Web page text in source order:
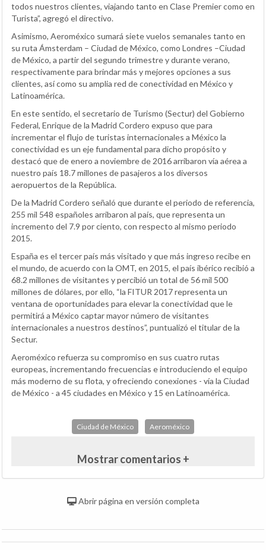
todos nuestros clientes, viajando tanto en Clase Premier como en
Turista”, agregó el directivo.
Asimismo, Aeroméxico sumará siete vuelos semanales tanto en
su ruta Ámsterdam – Ciudad de México, como Londres –Ciudad
de México, a partir del segundo trimestre y durante verano,
respectivamente para brindar más y mejores opciones a sus
clientes, así como su amplia red de conectividad en México y
Latinoamérica.
En este sentido, el secretario de Turismo (Sectur) del Gobierno
Federal, Enrique de la Madrid Cordero expuso que para
incrementar el flujo de turistas internacionales a México la
conectividad es un eje fundamental para dicho propósito y
destacó que de enero a noviembre de 2016 arribaron vía aérea a
nuestro país 18.7 millones de pasajeros a los diversos
aeropuertos de la República.
De la Madrid Cordero señaló que durante el periodo de referencia,
255 mil 548 españoles arribaron al país, que representa un
incremento del 7.9 por ciento, con respecto al mismo periodo
2015.
España es el tercer país más visitado y que más ingreso recibe en
el mundo, de acuerdo con la OMT, en 2015, el país ibérico recibió a
68.2 millones de visitantes y percibió un total de 56 mil 500
millones de dólares, por ello, “la FITUR 2017 representa un
ventana de oportunidades para elevar la conectividad que le
permitirá a México captar mayor número de visitantes
internacionales a nuestros destinos”, puntualizó el titular de la
Sectur.
Aeroméxico refuerza su compromiso en sus cuatro rutas
europeas, incrementando frecuencias e introduciendo el equipo
más moderno de su flota, y ofreciendo conexiones - vía la Ciudad
de México - a 45 ciudades en México y 15 en Latinoamérica.
Ciudad de México Aeroméxico
Mostrar comentarios +
Abrir página en versión completa